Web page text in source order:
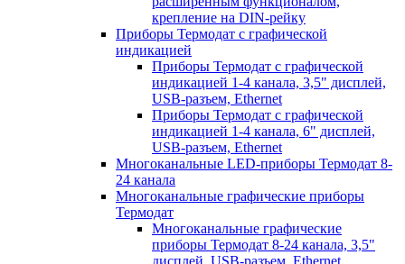
крепление на DIN-рейку
Приборы Термодат с графической
индикацией
Приборы Термодат с графической
индикацией 1-4 канала, 3,5" дисплей,
USB-разъем, Ethernet
Приборы Термодат с графической
индикацией 1-4 канала, 6" дисплей,
USB-разъем, Ethernet
Многоканальные LED-приборы Термодат 8-
24 канала
Многоканальные графические приборы
Термодат
Многоканальные графические
приборы Термодат 8-24 канала, 3,5"
дисплей, USB-разъем, Ethernet